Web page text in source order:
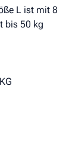
L ist mit 8
bis 50 kg